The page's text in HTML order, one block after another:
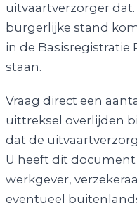
uitvaartverzorger
burgerlijke stand
in de Basisregistratie
staan.
Vraag direct een
uittreksel overlijden
dat de
U heeft dit
werkgever,
eventueel